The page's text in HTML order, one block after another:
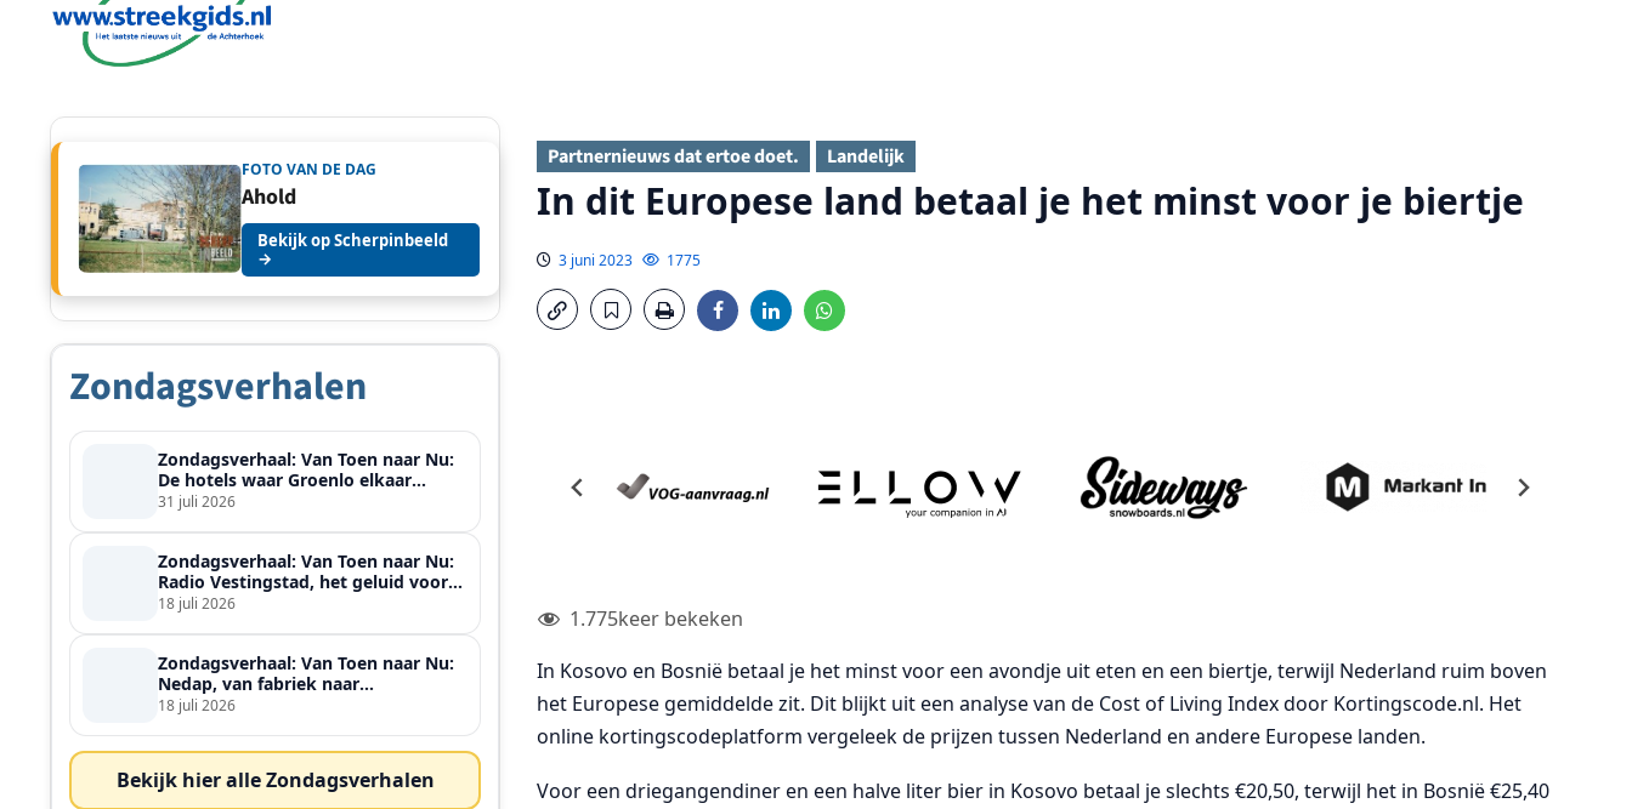
Partnernieuws dat ertoe doet. Landelijk
In dit Europese land betaal je het minst voor je biertje
3 juni 2023 1775
1.775keer bekeken
In Kosovo en Bosnië betaal je het minst voor een avondje uit eten en een biertje, terwijl Nederland ruim boven
het Europese gemiddelde zit. Dit blijkt uit een analyse van de Cost of Living Index door Kortingscode.nl. Het
online kortingscodeplatform vergeleek de prijzen tussen Nederland en andere Europese landen.
Voor een driegangendiner en een halve liter bier in Kosovo betaal je slechts €20,50, terwijl het in Bosnië €25,40
FOTO VAN DE DAG
Ahold
Bekijk op Scherpinbeeld
→
Zondagsverhalen
Zondagsverhaal: Van Toen naar Nu:
De hotels waar Groenlo elkaar
ontmoette
31 juli 2026
Zondagsverhaal: Van Toen naar Nu:
Radio Vestingstad, het geluid voor
heel de streek
18 juli 2026
Zondagsverhaal: Van Toen naar Nu:
Nedap, van fabriek naar
wereldspeler
18 juli 2026
Bekijk hier alle Zondagsverhalen